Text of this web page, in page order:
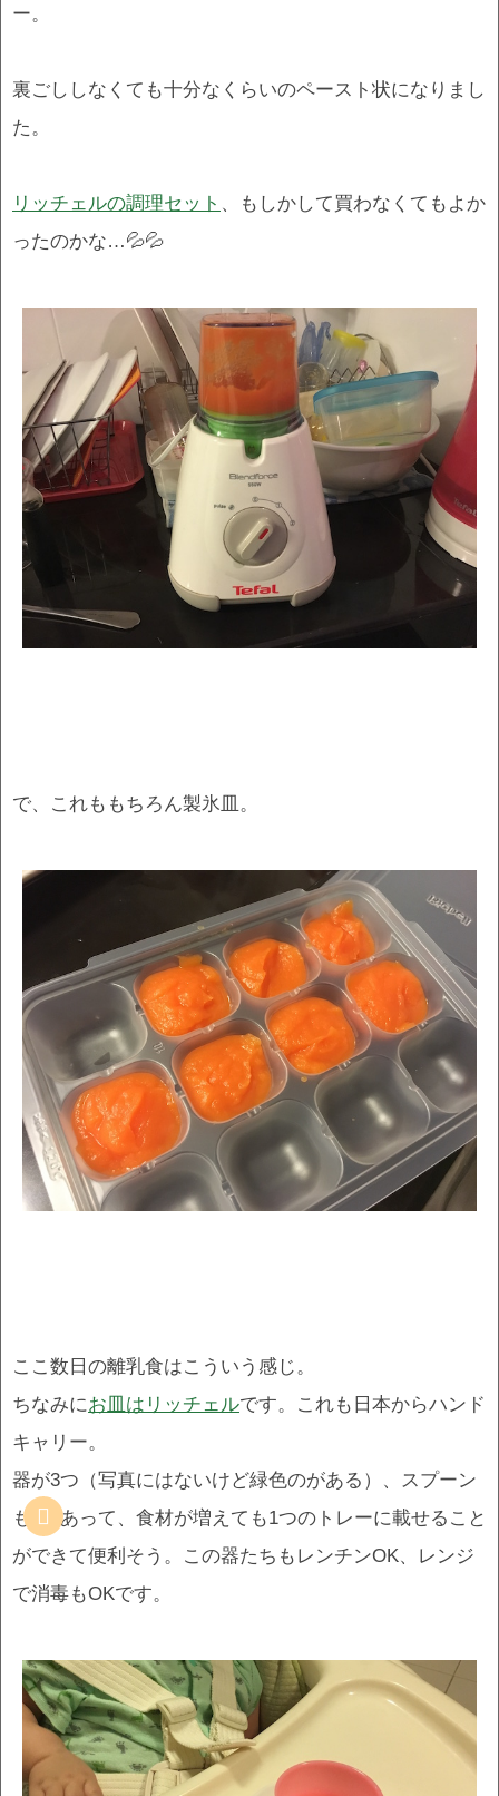
ー。
裏ごししなくても十分なくらいのペースト状になりまし
た。
リッチェルの調理セット 、もしかして買わなくてもよか
ったのかな…💦💦
で、これももちろん製氷皿。
ここ数日の離乳食はこういう感じ。
ちなみにお皿はリッチェルです。これも日本からハンド
キャリー。
器が3つ（写真にはないけど緑色のがある）、スプーン
も3つあって、食材が増えても1つのトレーに載せること
ができて便利そう。この器たちもレンチンOK、レンジ
で消毒もOKです。